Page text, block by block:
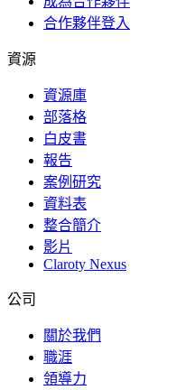
合作夥伴登入
資源
資源庫
部落格
白皮書
報告
案例研究
資料表
整合簡介
影片
Claroty Nexus
公司
關於我們
職涯
領導力